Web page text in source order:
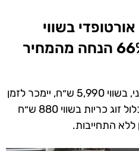
בשווי
5,990 ₪ ימכר ב-66% הנחה מהמחיר
מזרן ״דאבל קומפורט״ החדשני, בשווי 5,990 ש״ח, יימכר לזמן
מוגבל ב-1,690 ש״ח בלבד ויכלול זוג כריות בשווי 880 ש״ח